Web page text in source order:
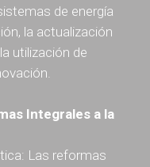
de energía
la actualización
utilización de
Integrales a la
Las reformas